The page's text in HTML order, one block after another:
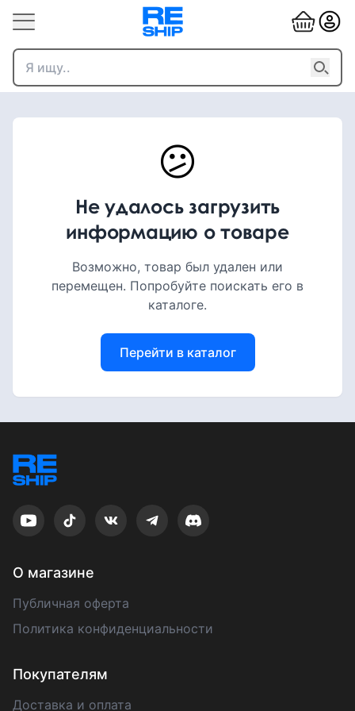
😕
Не удалось загрузить
информацию о товаре
Возможно, товар был удален или
перемещен. Попробуйте поискать его в
каталоге.
Перейти в каталог
О магазине
Публичная оферта
Политика конфиденциальности
Покупателям
Доставка и оплата